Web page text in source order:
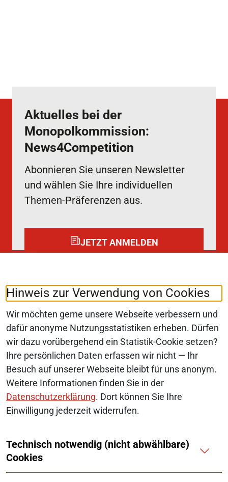
Hinweis zur Verwendung von Cookies
Wir möchten gerne unsere Webseite verbessern und
dafür anonyme Nutzungsstatistiken erheben. Dürfen
wir dazu vorübergehend ein Statistik-Cookie setzen?
Ihre persönlichen Daten erfassen wir nicht — Ihr
Besuch auf unserer Webseite bleibt für uns anonym.
Weitere Informationen finden Sie in der
Datenschutzerklärung. Dort können Sie Ihre
Einwilligung jederzeit widerrufen.
Technisch notwendig (nicht abwählbare)
Cookies
Aktuelles bei der
Monopolkommission:
News4Competition
Abonnieren Sie unseren Newsletter
und wählen Sie Ihre individuellen
Themen-Präferenzen aus.
JETZT ANMELDEN
Folgen Sie uns auf: LinkedIn
© 2026 Monopolkommission
SERVICE-NAVIGATION
SITEMAP
ERKLÄRUNG ZUR BARRIEREFREIHEIT
BARRIERE MELDEN
IMPRESSUM